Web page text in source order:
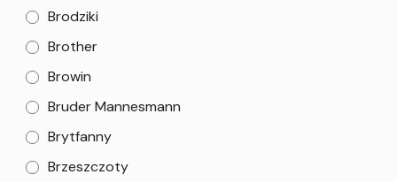
Brodziki
Brother
Browin
Bruder Mannesmann
Brytfanny
Brzeszczoty